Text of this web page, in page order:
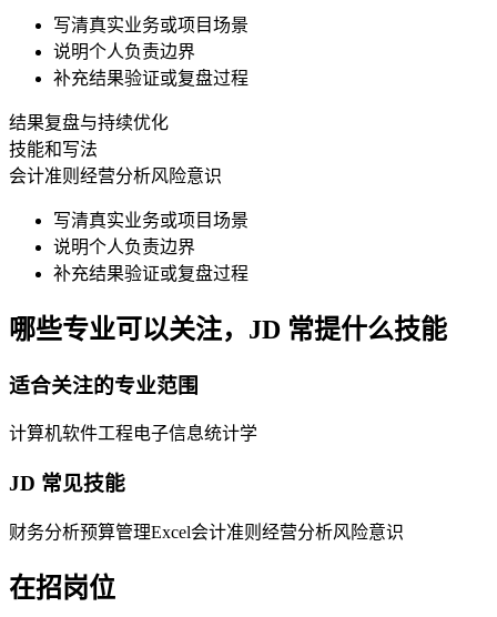
写清真实业务或项目场景
说明个人负责边界
补充结果验证或复盘过程
结果复盘与持续优化
技能和写法
会计准则 经营分析风险意识
写清真实业务或项目场景
说明个人负责边界
补充结果验证或复盘过程
哪些专业可以关注，JD 常提什么技能
适合关注的专业范围
计算机软件工程电子信息统计学
JD 常见技能
财务分析预算管理Excel会计准则 经营分析风险意识
在招岗位